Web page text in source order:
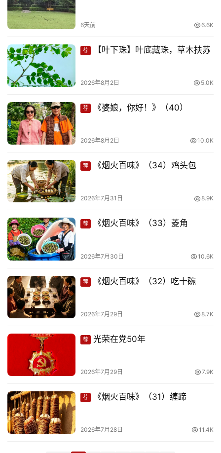
首
页
文
化
生
情
感
旅
游
育
娱
乐
专
题
更
登录
6天前 6.6K
荐 【叶下珠】叶底藏珠，草木扶苏
2026年8月2日 5.0K
荐 《婆娘，你好！》（40）
2026年8月2日 10.0K
荐 《烟火百味》（34）鸡头包
2026年7月31日 8.9K
荐 《烟火百味》（33）菱角
2026年7月30日 10.6K
荐 《烟火百味》（32）吃十碗
2026年7月29日 8.7K
荐 光荣在党50年
2026年7月29日 7.9K
荐 《烟火百味》（31）缠蹄
2026年7月28日 11.4K